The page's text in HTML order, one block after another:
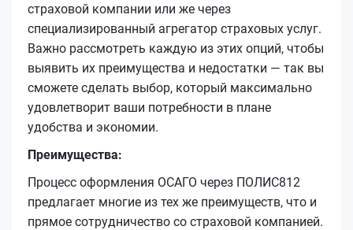
страховой компании или же через
специализированный агрегатор страховых услуг.
Важно рассмотреть каждую из этих опций, чтобы
выявить их преимущества и недостатки — так вы
сможете сделать выбор, который максимально
удовлетворит ваши потребности в плане
удобства и экономии.
Преимущества:
Процесс оформления ОСАГО через ПОЛИС812
предлагает многие из тех же преимуществ, что и
прямое сотрудничество со страховой компанией.